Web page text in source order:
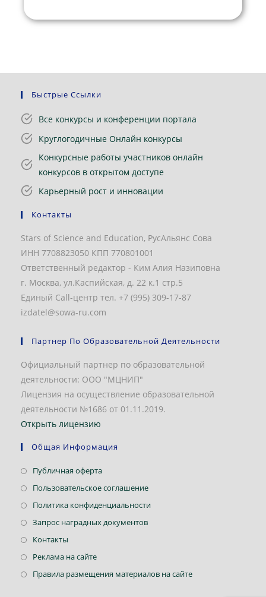
Быстрые Ссылки
Все конкурсы и конференции портала
Круглогодичные Онлайн конкурсы
Конкурсные работы участников онлайн
конкурсов в открытом доступе
Карьерный рост и инновации
Контакты
Stars of Science and Education, РусАльянс Сова
ИНН 7708823050 КПП 770801001
Ответственный редактор - Ким Алия Назиповна
г. Москва, ул.Каспийская, д. 22 к.1 стр.5
Единый Call-центр тел. +7 (995) 309-17-87
izdatel@sowa-ru.com
Партнер По Образовательной Деятельности
Официальный партнер по образовательной
деятельности: ООО "МЦНИП"
Лицензия на осуществление образовательной
деятельности №1686 от 01.11.2019.
Открыть лицензию
Общая Информация
Публичная офертаОткроется
в
Пользовательское соглашениеОткроется
в
Политика конфиденциальностиОткроется
Запрос наградных документовОткроется
Контакты
в
Реклама на сайтеОткроется
в
Правила размещения материалов на сайтеОткроется